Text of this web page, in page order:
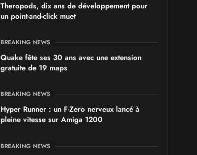
Theropods, dix ans de développement pour
un point-and-click muet
BREAKING NEWS
Quake fête ses 30 ans avec une extension
gratuite de 19 maps
BREAKING NEWS
Hyper Runner : un F-Zero nerveux lancé à
pleine vitesse sur Amiga 1200
BREAKING NEWS